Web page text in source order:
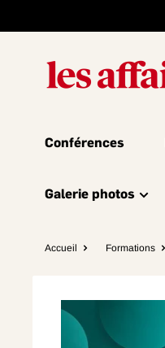
Conférences
Galerie photos
Accueil Formations